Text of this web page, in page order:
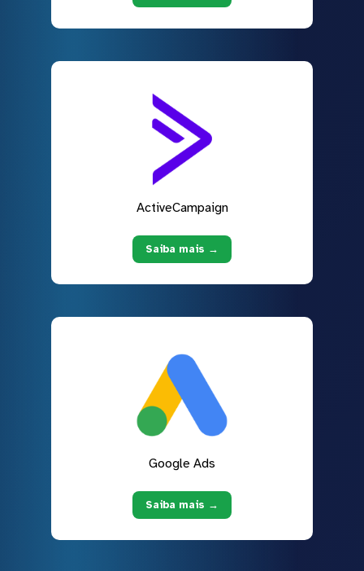
ActiveCampaign
Saiba mais →
Google Ads
Saiba mais →